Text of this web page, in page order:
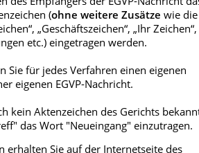
(ohne weitere Zusätze wie die
„Geschäftszeichen“, „Ihr
etc.) eingetragen werden.
Sie für jedes Verfahren einen eigenen
eigenen EGVP-Nachricht.
kein Aktenzeichen des Gerichts
das Wort "Neueingang" einzutragen.
erhalten Sie auf der Internetseite des